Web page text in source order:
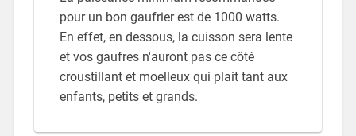
pour un bon gaufrier est de 1000 watts.
En effet, en dessous, la cuisson sera lente
et vos gaufres n'auront pas ce côté
croustillant et moelleux qui plait tant aux
enfants, petits et grands.